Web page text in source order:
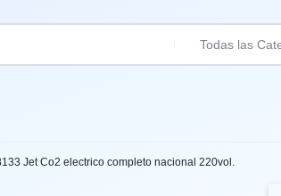
Todas las
Jet Co2 electrico completo nacional 220vol.